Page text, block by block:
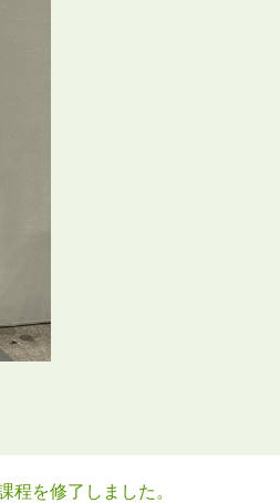
程を修了しました。